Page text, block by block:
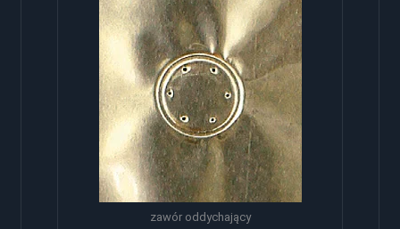
zawór oddychający